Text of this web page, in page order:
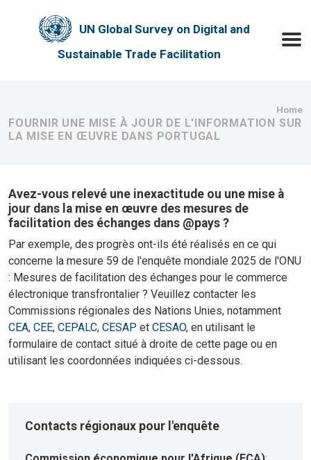
UN Global Survey on Digital and
Sustainable Trade Facilitation
Home
FOURNIR UNE MISE À JOUR DE L'INFORMATION SUR
LA MISE EN ŒUVRE DANS PORTUGAL
Avez-vous relevé une inexactitude ou une mise à
jour dans la mise en œuvre des mesures de
facilitation des échanges dans @pays ?
Par exemple, des progrès ont-ils été réalisés en ce qui
concerne la mesure 59 de l'enquête mondiale 2025 de l'ONU
: Mesures de facilitation des échanges pour le commerce
électronique transfrontalier ? Veuillez contacter les
Commissions régionales des Nations Unies, notamment
CEA, CEE, CEPALC, CESAP et CESAO, en utilisant le
formulaire de contact situé à droite de cette page ou en
utilisant les coordonnées indiquées ci-dessous.
Contacts régionaux pour l'enquête